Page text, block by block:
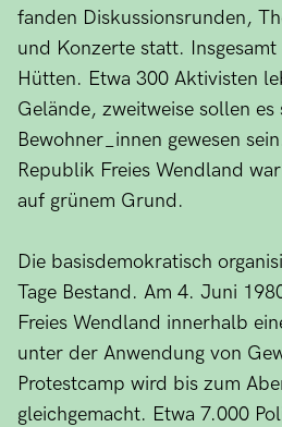
fanden Diskussionsrunden,
und Konzerte statt.
Hütten. Etwa 300 Aktivisten
Gelände, zweitweise sollen
Bewohner_innen gewesen
Republik Freies Wendland
auf grünem Grund.
Die basisdemokratisch
Tage Bestand. Am 4. Juni
Freies Wendland innerhalb
unter der Anwendung von
Protestcamp wird bis zum
gleichgemacht. Etwa 7.000